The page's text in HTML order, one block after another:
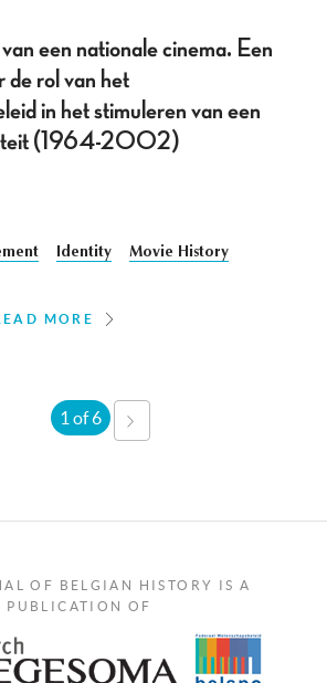
een nationale cinema. Een
de rol van het
in het stimuleren van een
(1964-2002)
Identity
Movie History
MORE
1 of 6
OF BELGIAN HISTORY IS A
PUBLICATION OF